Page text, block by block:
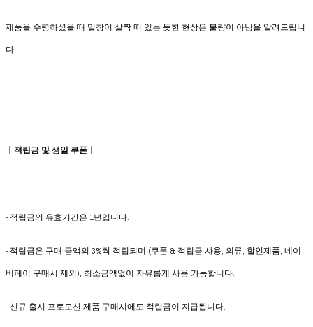
제품을 수령하셨을 때 밑창이 살짝 떠 있는 듯한 현상은 불량이 아님을 알려드립니
다.
ㅣ적립금 및 생일 쿠폰ㅣ
- 적립금의 유효기간은 1년입니다.
- 적립금은 구매 금액의 3%씩 적립되며 (쿠폰 & 적립금 사용, 의류, 할인제품, 네이
버페이 구매시 제외), 최소금액없이 자유롭게 사용 가능합니다.
- 신규 출시 프로모션 제품 구매시에도 적립금이 지급됩니다.